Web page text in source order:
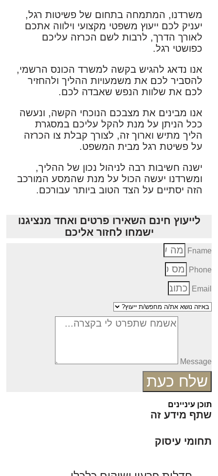
משרדנו, המתמחה בתחום של פשיטות רגל,
יעניק לכם ייעוץ משפטי מקצועי וילווה אתכם
לאורך הדרך, לרבות לשם הכרזה עליכם
כפושטי רגל.
אנו נדאג להגיש בקשה למשרד הכונס הרשמי,
להסביר לכם את משמעויות ההליך ולהחזיר
לכם את שלוות הנפש שאבדה לכם.
אנו מבינים את מצבכם הנוכחי הקשה, ונעשה
ככל הניתן על מנת להקל עליכם במסגרת
הליך מתיש וארוך זה, לצורך קבלת צו הכרזה
על פשיטת רגל מבית המשפט.
ישנה חשיבות רבה לניהול נכון של ההליך,
ומשרדנו יעשה הכול על מנת שהמסע המורכב
הזה יסתיים על הצד הטוב ביותר עבורכם.
לייעוץ חינם השאירו פרטים ואחד מנציגנו
ישמחו לחזור אליכם
שלח כעת
עיניינים
מידע זה
עיסוק